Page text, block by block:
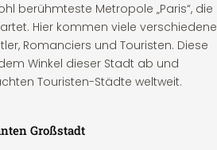
berühmteste Metropole „Paris“, die
Hier kommen viele verschiedene
Romanciers und Touristen. Diese
Winkel dieser Stadt ab und
Touristen-Städte weltweit.
Großstadt